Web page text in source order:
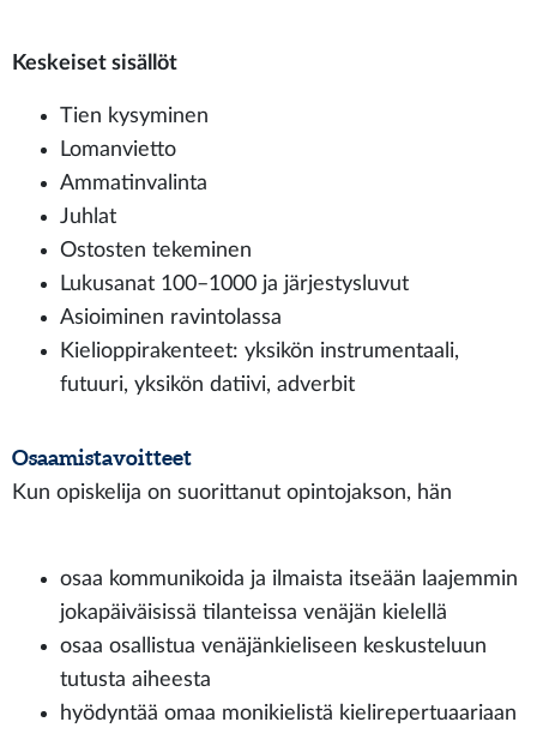
Keskeiset sisällöt
Tien kysyminen
Lomanvietto
Ammatinvalinta
Juhlat
Ostosten tekeminen
Lukusanat 100–1000 ja järjestysluvut
Asioiminen ravintolassa
Kielioppirakenteet: yksikön instrumentaali,
futuuri, yksikön datiivi, adverbit
Osaamistavoitteet
Kun opiskelija on suorittanut opintojakson, hän
osaa kommunikoida ja ilmaista itseään laajemmin
jokapäiväisissä tilanteissa venäjän kielellä
osaa osallistua venäjänkieliseen keskusteluun
tutusta aiheesta
hyödyntää omaa monikielistä kielirepertuaariaan